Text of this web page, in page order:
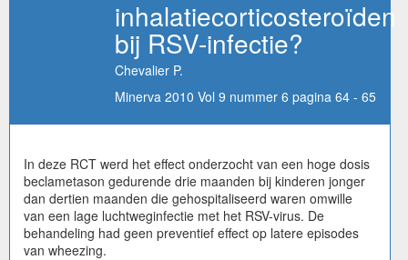
inhalatiecorticosteroïden
bij RSV-infectie?
Chevalier P.
Minerva 2010 Vol 9 nummer 6 pagina 64 - 65
In deze RCT werd het effect onderzocht van een hoge dosis
beclametason gedurende drie maanden bij kinderen jonger
dan dertien maanden die gehospitaliseerd waren omwille
van een lage luchtweginfectie met het RSV-virus. De
behandeling had geen preventief effect op latere episodes
van wheezing.